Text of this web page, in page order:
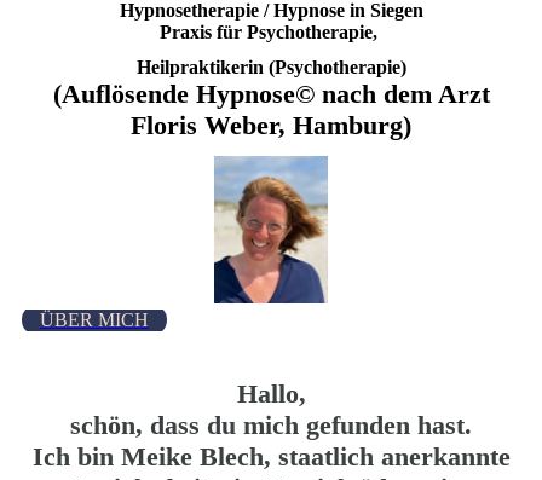
Hypnosetherapie / Hypnose in Siegen
Praxis für Psychotherapie,
Heilpraktikerin (Psychotherapie)
(Auflösende Hypnose© nach dem Arzt
Floris Weber, Hamburg)
ÜBER MICH
Hallo,
schön, dass du mich gefunden hast.
Ich bin Meike Blech, staatlich anerkannte